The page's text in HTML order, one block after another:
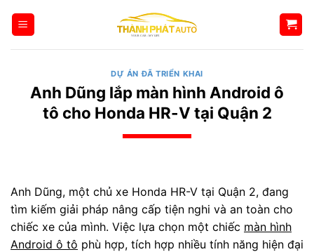
qua
DỰ ÁN ĐÃ TRIỂN KHAI
Anh Dũng lắp màn hình Android ô
tô cho Honda HR-V tại Quận 2
Anh Dũng, một chủ xe Honda HR-V tại Quận 2, đang
tìm kiếm giải pháp nâng cấp tiện nghi và an toàn cho
chiếc xe của mình. Việc lựa chọn một chiếc màn hình
Android ô tô phù hợp, tích hợp nhiều tính năng hiện đại